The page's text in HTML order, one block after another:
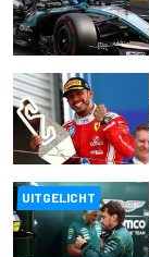
UITGELICHT